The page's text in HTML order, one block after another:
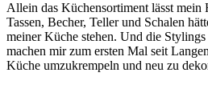
Allein das Küchensortiment lässt mein
Tassen, Becher, Teller und Schalen
meiner Küche stehen. Und die
machen mir zum ersten Mal seit
Küche umzukrempeln und neu zu